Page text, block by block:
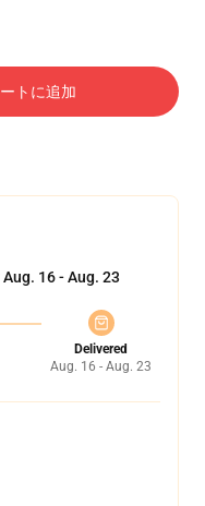
トに追加
Aug. 16 - Aug. 23
Delivered
Aug. 16 - Aug. 23